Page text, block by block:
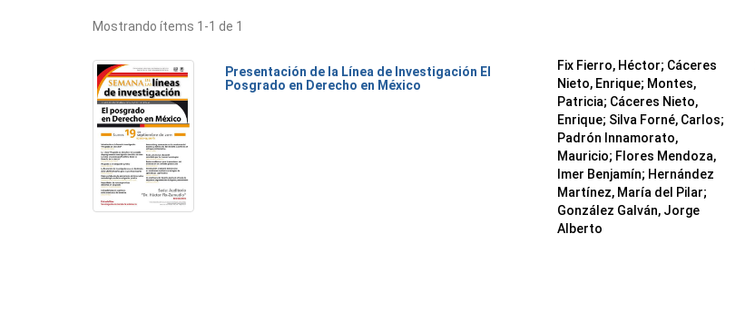
Mostrando ítems 1-1 de 1
Presentación de la Línea de Investigación El
Posgrado en Derecho en México
Fix Fierro, Héctor; Cáceres
Nieto, Enrique; Montes,
Patricia; Cáceres Nieto,
Enrique; Silva Forné, Carlos;
Padrón Innamorato,
Mauricio; Flores Mendoza,
Imer Benjamín; Hernández
Martínez, María del Pilar;
González Galván, Jorge
Alberto